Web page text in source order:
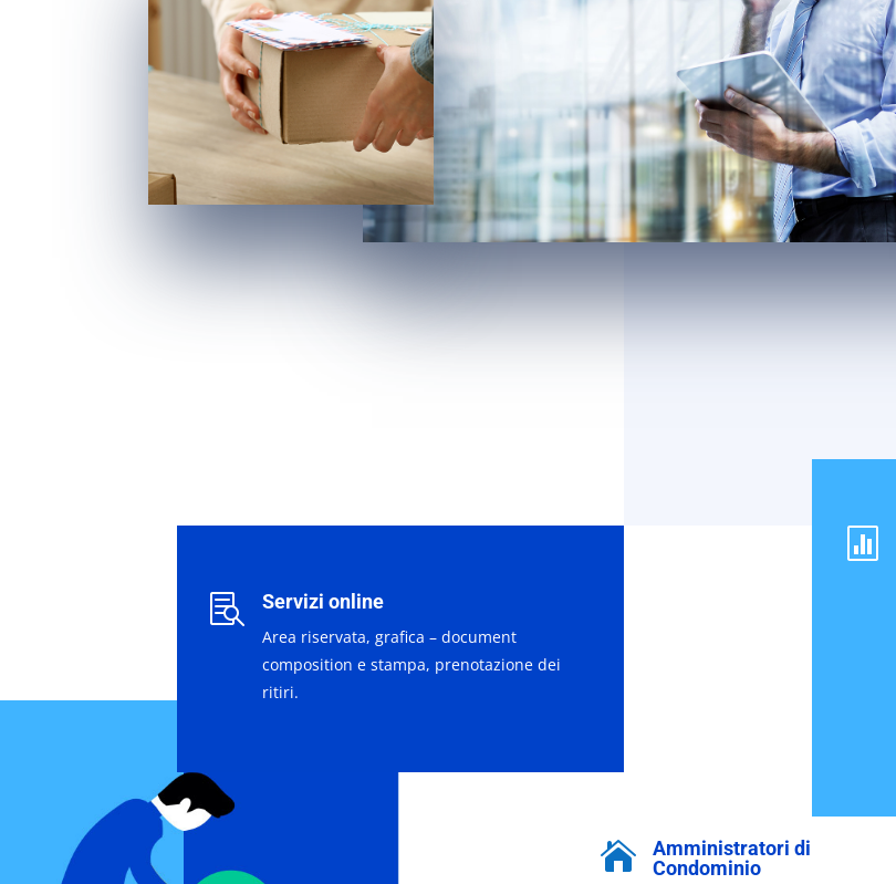
 Servizi online
Area riservata, grafica – document
composition e stampa, prenotazione dei
ritiri.


Amministratori di
Condominio